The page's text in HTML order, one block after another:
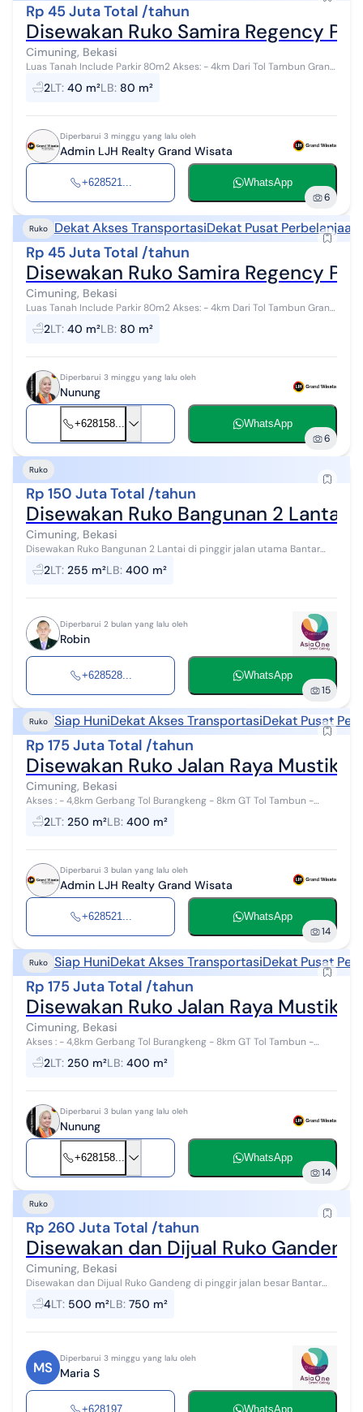
Rp 45 Juta Total /tahun
Disewakan Ruko Samira Regency
Cimuning, Bekasi
Luas Tanah Include Parkir 80m2 Akses: - 4km Dari Tol Tambun Grand
Wisata - 3,4km dari Mal Living World Grand Wisata - 5,2km Pasar
Modern Grand ...
2LT: 40 m²LB: 80 m²
Diperbarui 3 minggu yang lalu oleh
Admin LJH Realty Grand Wisata
+628521... WhatsApp
6
Ruko Dekat Akses TransportasiDekat Pusat Perbelanjaan
Rp 45 Juta Total /tahun
Disewakan Ruko Samira Regency
Cimuning, Bekasi
Luas Tanah Include Parkir 80m2 Akses: - 4km Dari Tol Tambun Grand
Wisata - 3,4km dari Mal Living World Grand Wisata - 5,2km Pasar
Modern Grand ...
2LT: 40 m²LB: 80 m²
Diperbarui 3 minggu yang lalu oleh
Nunung
+628158... WhatsApp
6
Ruko
Rp 150 Juta Total /tahun
Disewakan Ruko Bangunan 2 Lantai
Cimuning, Bekasi
Disewakan Ruko Bangunan 2 Lantai di pinggir jalan utama Bantar
gebang - Setu Cimuning, Mustikajaya Spesifikasi Luas Tanah: 255.m²
Luas Bangunan...
2LT: 255 m²LB: 400 m²
Diperbarui 2 bulan yang lalu oleh
Robin
+628528... WhatsApp
15
Ruko Siap HuniDekat Akses TransportasiDekat Pusat
Rp 175 Juta Total /tahun
Disewakan Ruko Jalan Raya
Cimuning, Bekasi
Akses : - 4,8km Gerbang Tol Burangkeng - 8km GT Tol Tambun -
4,1km Rumah Sakit Permata Bekasi - 6,8km Sekolah Tinggi
Transportasi Darat - 7,2km Kam...
2LT: 250 m²LB: 400 m²
Diperbarui 3 bulan yang lalu oleh
Admin LJH Realty Grand Wisata
+628521... WhatsApp
14
Ruko Siap HuniDekat Akses TransportasiDekat Pusat
Rp 175 Juta Total /tahun
Disewakan Ruko Jalan Raya
Cimuning, Bekasi
Akses : - 4,8km Gerbang Tol Burangkeng - 8km GT Tol Tambun -
4,1km Rumah Sakit Permata Bekasi - 6,8km Sekolah Tinggi
Transportasi Darat - 7,2km Kam...
2LT: 250 m²LB: 400 m²
Diperbarui 3 bulan yang lalu oleh
Nunung
+628158... WhatsApp
14
Ruko
Rp 260 Juta Total /tahun
Disewakan dan Dijual Ruko
Cimuning, Bekasi
Disewakan dan Dijual Ruko Gandeng di pinggir jalan besar Bantar
gebang - Setu, Cimuning, Mustikajaya Bekasi Luas Tanah: 500.m
Luas Bangunan :750....
4LT: 500 m²LB: 750 m²
MS
Diperbarui 3 minggu yang lalu oleh
Maria S
+628197... WhatsApp